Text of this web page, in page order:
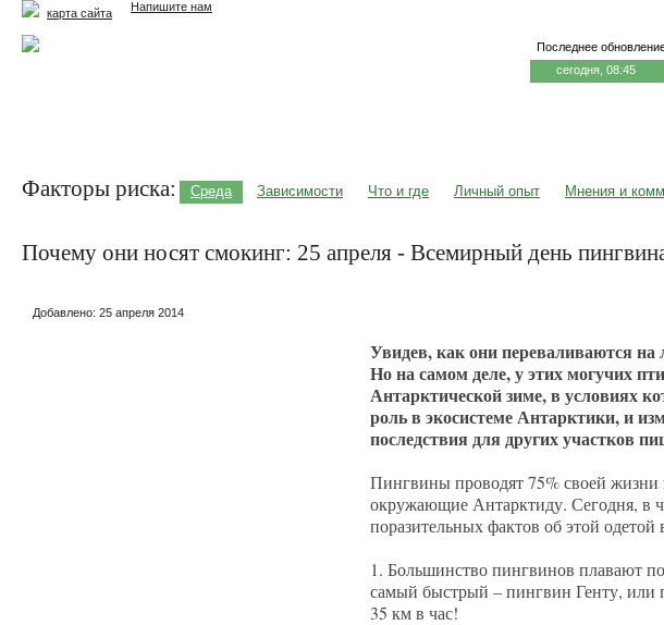
Напишите нам
карта сайта
Последнее
сегодня, 08:45
Факторы риска: Среда Зависимости Что и где Личный опыт Мнения и
Почему они носят смокинг: 25 апреля - Всемирный день
Добавлено: 25 апреля 2014
Увидев, как они переваливаются
Но на самом деле, у этих могучих
Антарктической зиме, в условиях
роль в экосистеме Антарктики, и
последствия для других участков
Пингвины проводят 75% своей
окружающие Антарктиду. Сегодня, в
поразительных фактов об этой
1. Большинство пингвинов плавают
самый быстрый – пингвин Генту, или
35 км в час!